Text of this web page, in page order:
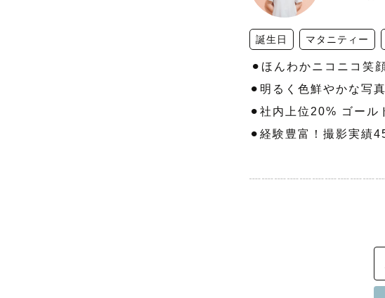
誕生日 マタニティー
︎⚫︎ほんわかニコニコ笑
⚫︎明るく色鮮やかな写
⚫︎社内上位20% ゴール
⚫︎経験豊富！撮影実績
小学生の子ども
平日土日問わず対応可